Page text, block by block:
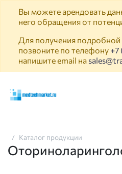
Вы можете арендовать
него обращения от
Для получения
позвоните по телефону +7
напишите email на
Каталог продукции